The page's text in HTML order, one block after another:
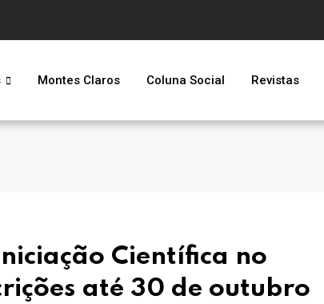
Montes Claros Coluna Social Revistas
Científica no
até 30 de outubro